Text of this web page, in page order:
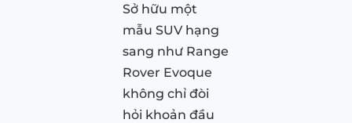
Sở hữu một
mẫu SUV hạng
sang như Range
Rover Evoque
không chỉ đòi
hỏi khoản đầu